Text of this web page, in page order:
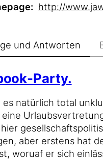
http://www.
und Antworten
Party.
es natür­lich total
aber ers­tens hat
wor­u­af er sich